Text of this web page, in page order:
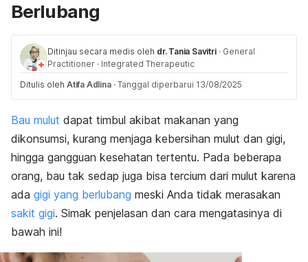
Berlubang
Ditinjau secara medis oleh dr. Tania Savitri · General
Practitioner · Integrated Therapeutic
Ditulis oleh Atifa Adlina · Tanggal diperbarui 13/08/2025
Bau mulut dapat timbul akibat makanan yang
dikonsumsi, kurang menjaga kebersihan mulut dan gigi,
hingga gangguan kesehatan tertentu. Pada beberapa
orang, bau tak sedap juga bisa tercium dari mulut karena
ada gigi yang berlubang meski Anda tidak merasakan
sakit gigi. Simak penjelasan dan cara mengatasinya di
bawah ini!